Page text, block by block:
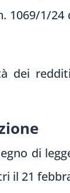
1069/1/24
dei
di
il 21